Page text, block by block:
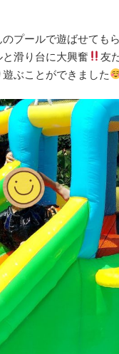
プールで遊ばせても
滑り台に大興奮
友
ぶことができました